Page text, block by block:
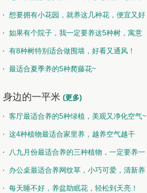
野火烧不尽，春风吹又生
了~想要拥有小花园，就养这几种花，便宜又好
养！如果有个院子，我一定要养这5种树，寓意
特别好！
有8种树特别适合做围墙，好看又通风！
最适合夏季养的5种爬藤花~
身边的一平米 (更多)
客厅最适合养的5种绿植，美观又净化空气~
这4种植物最适合家里养，越养空气越干
净！八九月份最适合养的三种植物，一定要养一
盆呀~
办公桌最适合养网纹草，小巧可爱，清新养
眼！每天睡不好，养盆助眠花，轻松到天亮！